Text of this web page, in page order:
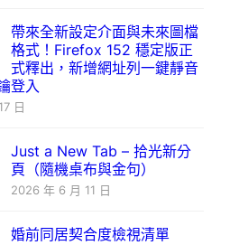
帶來全新設定介面與未來圖檔
格式！Firefox 152 穩定版正
式釋出，新增網址列一鍵靜音
登入
日
Just a New Tab – 拾光新分
頁（隨機桌布與金句）
2026 年 6 月 11 日
婚前同居契合度檢視清單